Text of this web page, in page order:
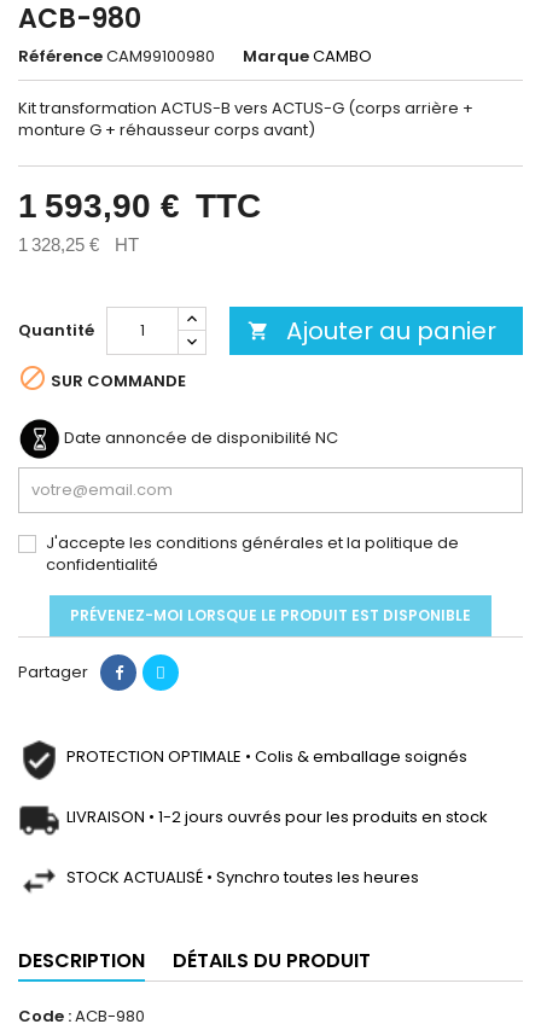
ACB-980
RéférenceCAM99100980 MarqueCAMBO
Kit transformation ACTUS-B vers ACTUS-G (corps arrière +
monture G + réhausseur corps avant)
1 593,90 € TTC
1 328,25 € HT
Quantité  Ajouter au panier
 SUR COMMANDE
Date annoncée de disponibilité NC
J'accepte les conditions générales et la politique de
confidentialité
PRÉVENEZ-MOI LORSQUE LE PRODUIT EST DISPONIBLE
Partager
PROTECTION OPTIMALE • Colis & emballage soignés
LIVRAISON • 1-2 jours ouvrés pour les produits en stock
STOCK ACTUALISÉ • Synchro toutes les heures
DESCRIPTION DÉTAILS DU PRODUIT
Code :ACB-980